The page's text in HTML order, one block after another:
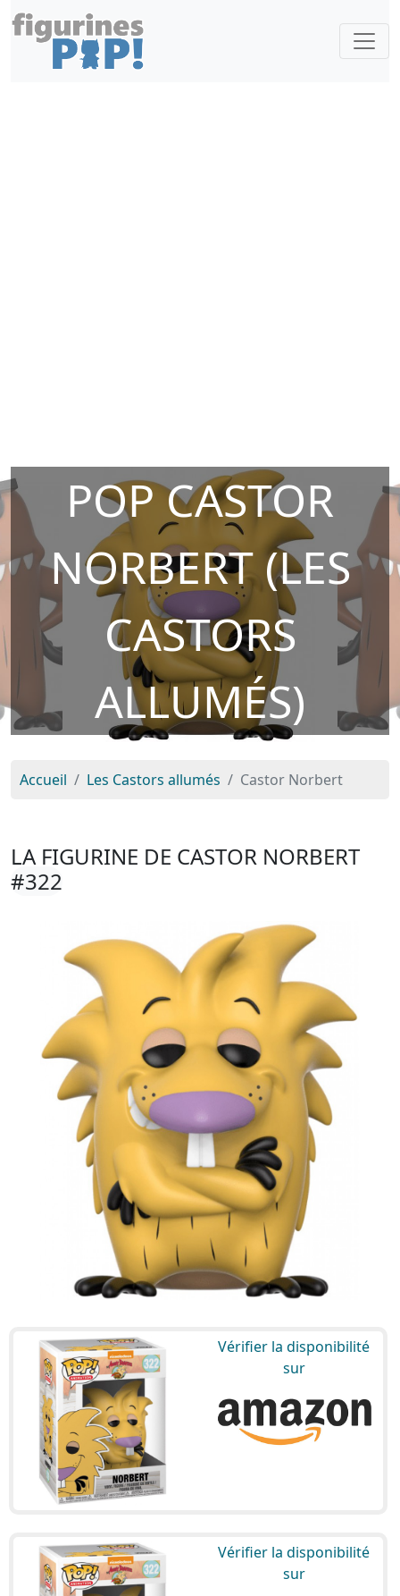
POP CASTOR
NORBERT (LES
CASTORS
ALLUMÉS)
Accueil Les Castors allumés Castor Norbert
LA FIGURINE DE CASTOR NORBERT
#322
Vérifier la disponibilité
sur
Vérifier la disponibilité
sur